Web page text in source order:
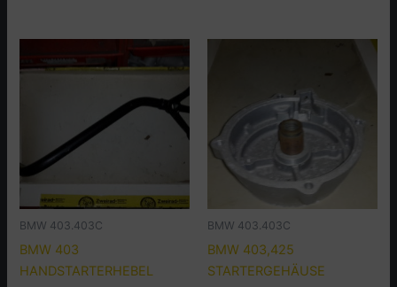
BMW 403.403C
BMW 403
HANDSTARTERHEBEL
BMW 403.403C
BMW 403,425
STARTERGEHÄUSE